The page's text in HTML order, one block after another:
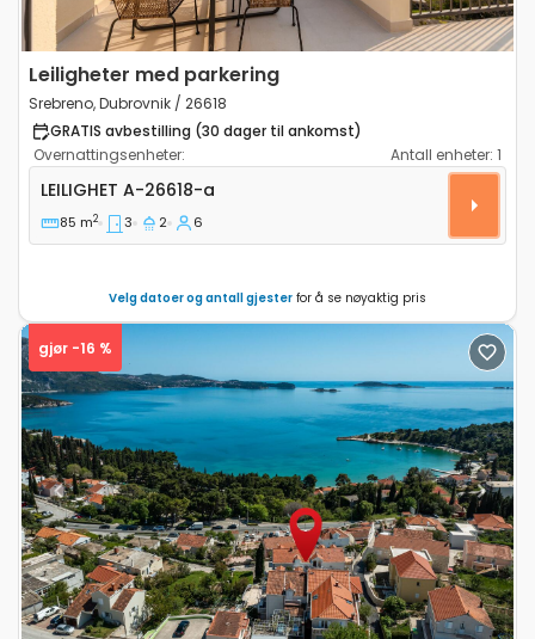
Leiligheter med parkering
Srebreno, Dubrovnik / 26618
GRATIS avbestilling (30 dager til ankomst)
Overnattingsenheter:
Antall enheter: 1
Treroms leilighet Srebreno, Dubrovnik A-26618-a
LEILIGHET A-26618-a
85 m2 3 2 6
Velg datoer og antall gjester for å se nøyaktig pris
Previous Next
gjør -16 %